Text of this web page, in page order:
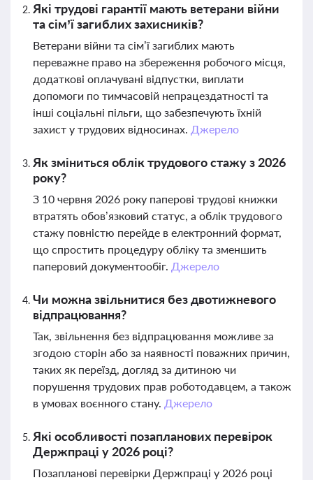
Які трудові гарантії мають ветерани війни
та сім’ї загиблих захисників?
Ветерани війни та сім’ї загиблих мають
переважне право на збереження робочого місця,
додаткові оплачувані відпустки, виплати
допомоги по тимчасовій непрацездатності та
інші соціальні пільги, що забезпечують їхній
захист у трудових відносинах. Джерело
Як зміниться облік трудового стажу з 2026
року?
З 10 червня 2026 року паперові трудові книжки
втратять обов’язковий статус, а облік трудового
стажу повністю перейде в електронний формат,
що спростить процедуру обліку та зменшить
паперовий документообіг. Джерело
Чи можна звільнитися без двотижневого
відпрацювання?
Так, звільнення без відпрацювання можливе за
згодою сторін або за наявності поважних причин,
таких як переїзд, догляд за дитиною чи
порушення трудових прав роботодавцем, а також
в умовах воєнного стану. Джерело
Які особливості позапланових перевірок
Держпраці у 2026 році?
Позапланові перевірки Держпраці у 2026 році